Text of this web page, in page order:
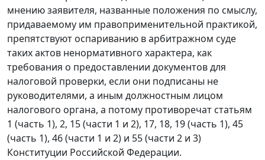
мнению заявителя, названные положения по смыслу,
придаваемому им правоприменительной практикой,
препятствуют оспариванию в арбитражном суде
таких актов ненормативного характера, как
требования о предоставлении документов для
налоговой проверки, если они подписаны не
руководителями, а иным должностным лицом
налогового органа, а потому противоречат статьям
1 (часть 1), 2, 15 (части 1 и 2), 17, 18, 19 (часть 1), 45
(часть 1), 46 (части 1 и 2) и 55 (части 2 и 3)
Конституции Российской Федерации.